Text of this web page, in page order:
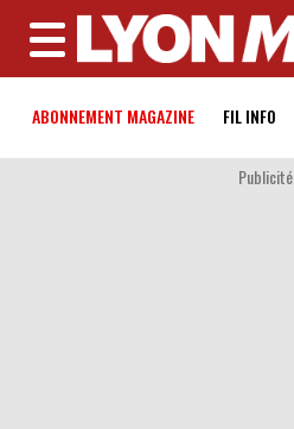
MENU
ABONNEMENT MAGAZINE FIL INFO
Publicité